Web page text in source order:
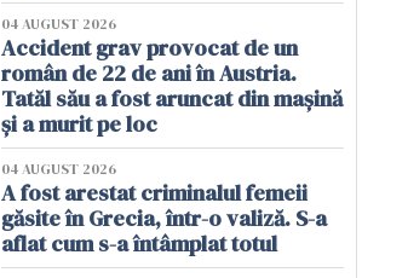
04 AUGUST 2026
Accident grav provocat de un
român de 22 de ani în Austria.
Tatăl său a fost aruncat din mașină
și a murit pe loc
04 AUGUST 2026
A fost arestat criminalul femeii
găsite în Grecia, într-o valiză. S-a
aflat cum s-a întâmplat totul